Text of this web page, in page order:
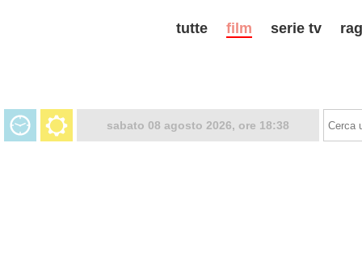
tutte film serie tv
sabato 08 agosto 2026, ore 18:38